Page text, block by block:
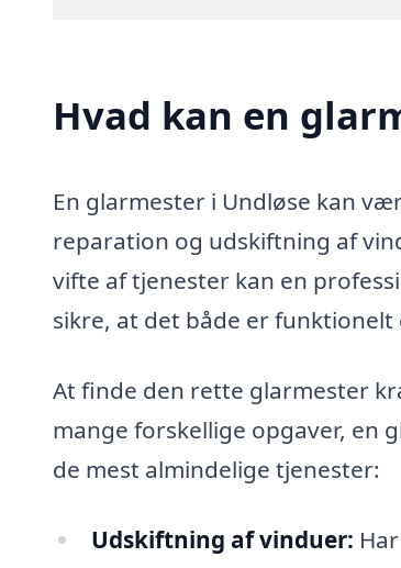
Hvad kan en
En glarmester i Undløse kan
reparation og udskiftning af
vifte af tjenester kan en
sikre, at det både er
At finde den rette glarmester
mange forskellige opgaver, en
de mest almindelige tjenester:
Udskiftning af vinduer: